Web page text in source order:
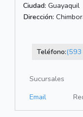
Ciudad: Guayaquil
Dirección:
Teléfono:
Sucursales
Email